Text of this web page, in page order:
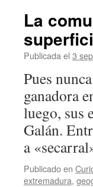
La
Publicada el 3
Pues
ganadora
luego, sus
Galán.
a
Publicado en
extremadura,